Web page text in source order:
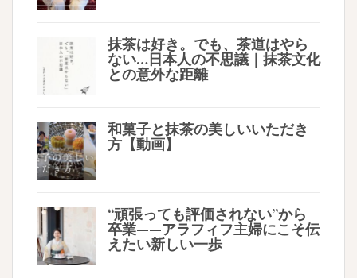
抹茶は好き。でも、茶道はやら
ない…日本人の不思議｜抹茶文化
との意外な距離
和菓子と抹茶の美しいいただき
方【動画】
“頑張っても評価されない”から
卒業——アラフィフ主婦にこそ伝
えたい新しい一歩